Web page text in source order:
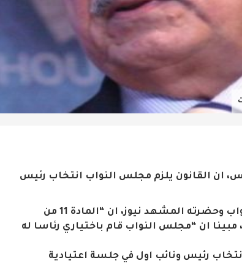
ان القانون يلزم مجلس النواب انتخاب رئيس
وقال الجنابي في مؤتمر صحافي عقده بمجلس النواب وحضرته المشهد نيوز، ان “المادة 11 من
ان “مجلس النواب قام باختياري رئاسا له
رئيس ونائب اول في جلسة اعتيادية